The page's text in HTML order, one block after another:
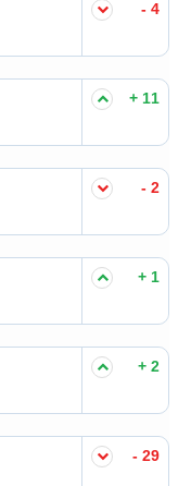
- 4
+ 11
- 2
+ 1
+ 2
- 29